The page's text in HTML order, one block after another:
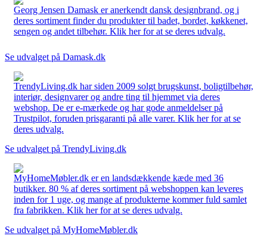
Georg Jensen Damask er anerkendt dansk designbrand, og i
deres sortiment finder du produkter til badet, bordet, køkkenet,
sengen og andet tilbehør. Klik her for at se deres udvalg.
Se udvalget på Damask.dk
TrendyLiving.dk har siden 2009 solgt brugskunst, boligtilbehør,
interiør, designvarer og andre ting til hjemmet via deres
webshop. De er e-mærkede og har gode anmeldelser på
Trustpilot, foruden prisgaranti på alle varer. Klik her for at se
deres udvalg.
Se udvalget på TrendyLiving.dk
MyHomeMøbler.dk er en landsdækkende kæde med 36
butikker. 80 % af deres sortiment på webshoppen kan leveres
inden for 1 uge, og mange af produkterne kommer fuld samlet
fra fabrikken. Klik her for at se deres udvalg.
Se udvalget på MyHomeMøbler.dk